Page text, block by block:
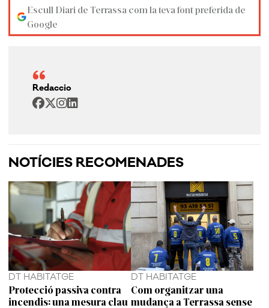
Escull Diari de Terrassa com la teva font preferida de
Google
Redaccio
NOTÍCIES RECOMENADES
DT HABITATGE
Protecció passiva contra
incendis: una mesura clau
DT HABITATGE
Com organitzar una
mudança a Terrassa sense